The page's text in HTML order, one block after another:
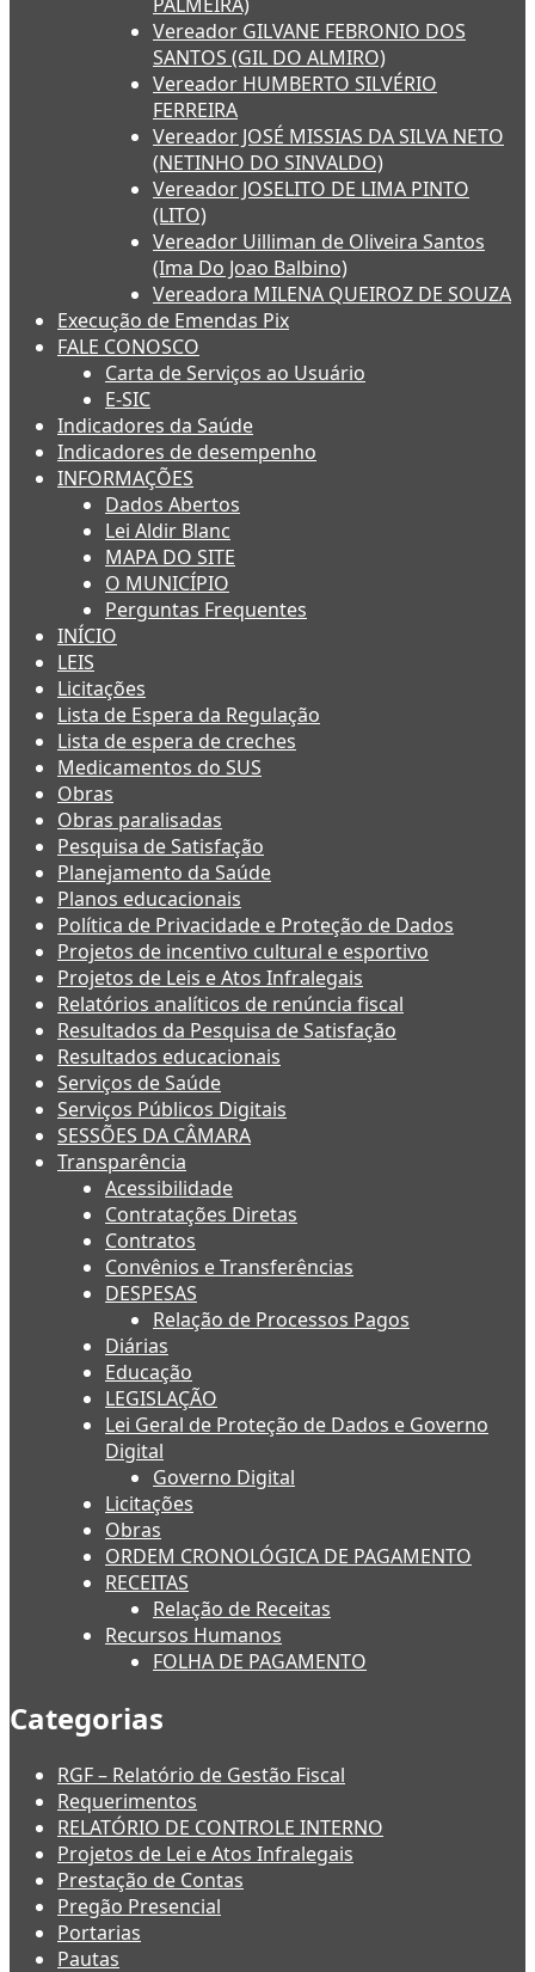
Vereador GILVANE FEBRONIO DOS
SANTOS (GIL DO ALMIRO)
Vereador HUMBERTO SILVÉRIO
FERREIRA
Vereador JOSÉ MISSIAS DA SILVA NETO
(NETINHO DO SINVALDO)
Vereador JOSELITO DE LIMA PINTO
(LITO)
Vereador Uilliman de Oliveira Santos
(Ima Do Joao Balbino)
Vereadora MILENA QUEIROZ DE SOUZA
Execução de Emendas Pix
FALE CONOSCO
Carta de Serviços ao Usuário
E-SIC
Indicadores da Saúde
Indicadores de desempenho
INFORMAÇÕES
Dados Abertos
Lei Aldir Blanc
MAPA DO SITE
O MUNICÍPIO
Perguntas Frequentes
INÍCIO
LEIS
Licitações
Lista de Espera da Regulação
Lista de espera de creches
Medicamentos do SUS
Obras
Obras paralisadas
Pesquisa de Satisfação
Planejamento da Saúde
Planos educacionais
Política de Privacidade e Proteção de Dados
Projetos de incentivo cultural e esportivo
Projetos de Leis e Atos Infralegais
Relatórios analíticos de renúncia fiscal
Resultados da Pesquisa de Satisfação
Resultados educacionais
Serviços de Saúde
Serviços Públicos Digitais
SESSÕES DA CÂMARA
Transparência
Acessibilidade
Contratações Diretas
Contratos
Convênios e Transferências
DESPESAS
Relação de Processos Pagos
Diárias
Educação
LEGISLAÇÃO
Lei Geral de Proteção de Dados e Governo
Digital
Governo Digital
Licitações
Obras
ORDEM CRONOLÓGICA DE PAGAMENTO
RECEITAS
Relação de Receitas
Recursos Humanos
FOLHA DE PAGAMENTO
Categorias
RGF – Relatório de Gestão Fiscal
Requerimentos
RELATÓRIO DE CONTROLE INTERNO
Projetos de Lei e Atos Infralegais
Prestação de Contas
Pregão Presencial
Portarias
Pautas